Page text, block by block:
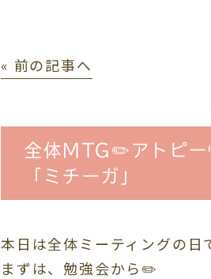
« 前の記事へ
全体MTG✏️アトピー
「ミチーガ」
本日は全体ミーティングの日
まずは、勉強会から✏️